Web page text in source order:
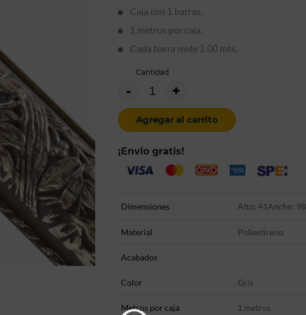
Caja con 1 barras.
1 metros por caja.
Cada barra mide 1.00 mts.
Cantidad
- +
Agregar al carrito
¡Envio gratis!
Dimensiones Alto: 41 Ancho: 98
Material Poliestireno
Acabados
Color Gris
Metros por caja 1 metros